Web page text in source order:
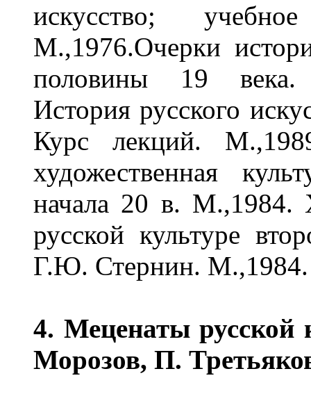
искусство;
М.,1976.Очерки
половины 19 века.
История русского
Курс лекций.
художественная
начала 20 в. М.,1984.
русской культуре
Г.Ю. Стернин. М.,1984.
4. Меценаты
Морозов, П.